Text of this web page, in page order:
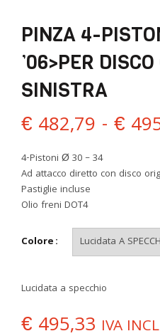
PINZA 4-
’06>PER
SINISTRA
€ 482,79 - €
4-Pistoni Ø 30 – 34
Ad attacco diretto con disco
Pastiglie incluse
Olio freni DOT4
Colore
Lucidata a specchio
€ 495,33 IVA